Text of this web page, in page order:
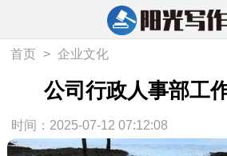
首页 > 企业文化
公司行政人事部工
时间：2025-07-12 07:12:08